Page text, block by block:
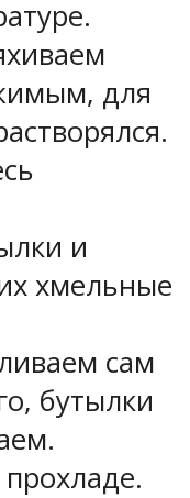
для
и
хмельные
сам
бутылки